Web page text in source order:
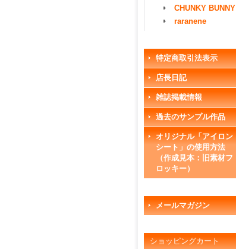
CHUNKY BUNNY
raranene
特定商取引法表示
店長日記
雑誌掲載情報
過去のサンプル作品
オリジナル「アイロン
シート」の使用方法
（作成見本：旧素材フ
ロッキー）
メールマガジン
ショッピングカート